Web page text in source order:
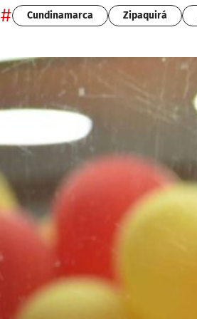
# Cundinamarca Zipaquirá